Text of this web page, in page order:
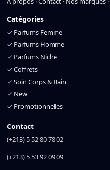
Catégories
✓ Parfums Femme
✓ Parfums Homme
✓ Parfums Niche
✓ Coffrets
✓ Soin Corps & Bain
✓ New
✓ Promotionnelles
Contact
(+213) 5 52 80 78 02
(+213) 5 53 92 09 09